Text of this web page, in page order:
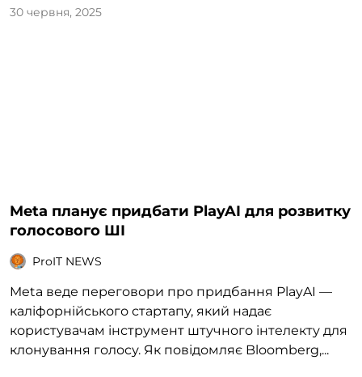
30 червня, 2025
Meta планує придбати PlayAI для розвитку
голосового ШІ
ProIT NEWS
Meta веде переговори про придбання PlayAI —
каліфорнійського стартапу, який надає
користувачам інструмент штучного інтелекту для
клонування голосу. Як повідомляє Bloomberg,...